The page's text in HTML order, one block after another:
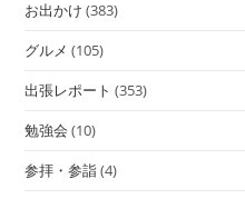
お出かけ (383)
グルメ (105)
出張レポート (353)
勉強会 (10)
参拝・参詣(4)